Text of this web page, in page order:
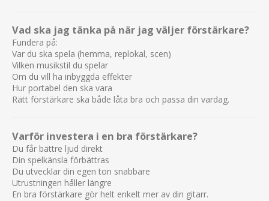
Vad ska jag tänka på när jag väljer förstärkare?
Fundera på:
Var du ska spela (hemma, replokal, scen)
Vilken musikstil du spelar
Om du vill ha inbyggda effekter
Hur portabel den ska vara
Rätt förstärkare ska både låta bra och passa din vardag.
Varför investera i en bra förstärkare?
Du får bättre ljud direkt
Din spelkänsla förbättras
Du utvecklar din egen ton snabbare
Utrustningen håller längre
En bra förstärkare gör helt enkelt mer av din gitarr.